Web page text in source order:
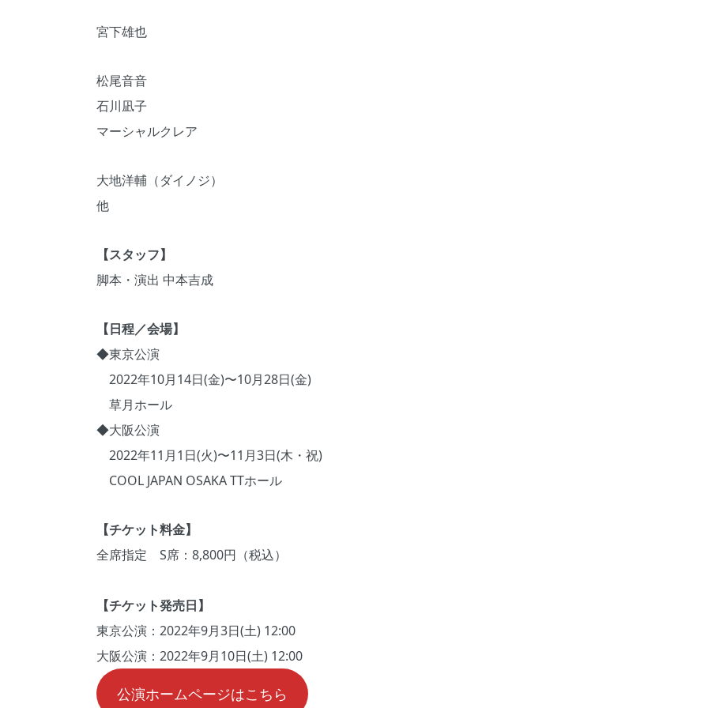
宮下雄也
松尾音音
⽯川凪⼦
マーシャルクレア
⼤地洋輔（ダイノジ）
他
【スタッフ】
脚本・演出 中本吉成
【日程／会場】
◆東京公演
2022年10⽉14⽇(⾦)〜10⽉28⽇(⾦)
草⽉ホール
◆⼤阪公演
2022年11⽉1⽇(⽕)〜11⽉3⽇(⽊・祝)
COOL JAPAN OSAKA TTホール
【チケット料⾦】
全席指定 S席：8,800円（税込）
【チケット発売⽇】
東京公演：2022年9⽉3⽇(⼟) 12:00
⼤阪公演：2022年9⽉10⽇(⼟) 12:00
公演ホームページはこちら